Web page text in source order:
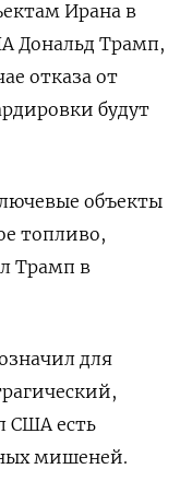
Ирана в
Дональд Трамп,
отказа от
будут
объекты
топливо,
Трамп в
для
США есть
мишеней.